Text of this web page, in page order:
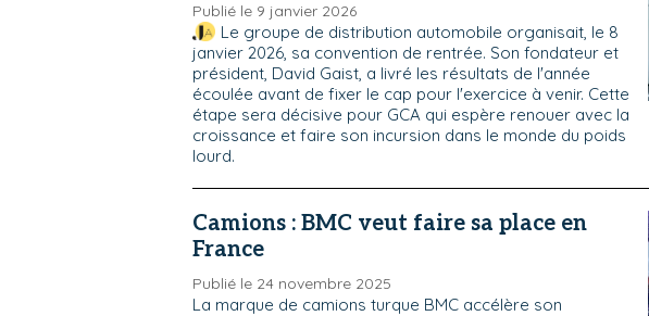
Publié le 9 janvier 2026
Le groupe de distribution automobile organisait, le 8
janvier 2026, sa convention de rentrée. Son fondateur et
président, David Gaist, a livré les résultats de l'année
écoulée avant de fixer le cap pour l'exercice à venir. Cette
étape sera décisive pour GCA qui espère renouer avec la
croissance et faire son incursion dans le monde du poids
lourd.
Camions : BMC veut faire sa place en
France
Publié le 24 novembre 2025
La marque de camions turque BMC accélère son